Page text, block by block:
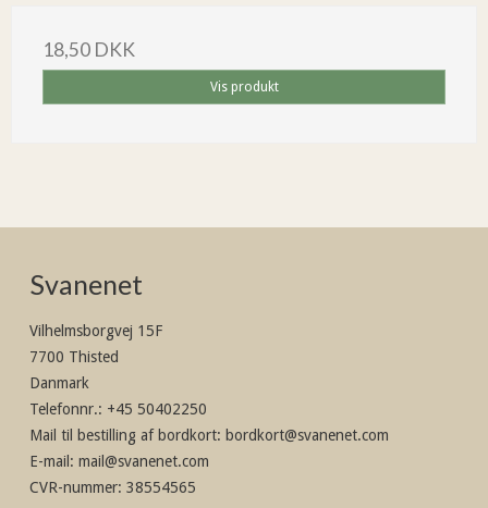
18,50 DKK
Vis produkt
Svanenet
Vilhelmsborgvej 15F
7700 Thisted
Danmark
Telefonnr.: +45 50402250
Mail til bestilling af bordkort: bordkort@svanenet.com
E-mail : mail@svanenet.com
CVR-nummer: 38554565